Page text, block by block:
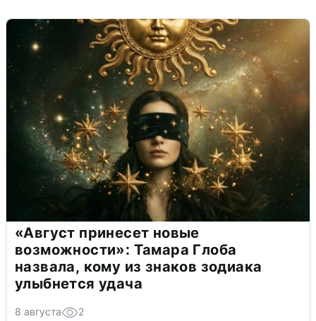
«Август принесет новые
возможности»: Тамара Глоба
назвала, кому из знаков зодиака
улыбнется удача
8 августа 2